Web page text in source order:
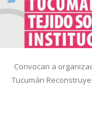
Convocan a
Tucumán